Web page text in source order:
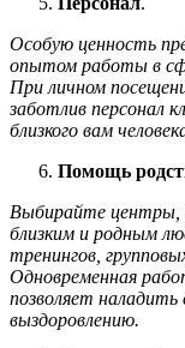
Особую ценность
опытом работы в
При личном
заботлив персонал
близкого вам
Помощь
Выбирайте центры,
близким и родным
тренингов,
Одновременная
позволяет
выздоровлению.